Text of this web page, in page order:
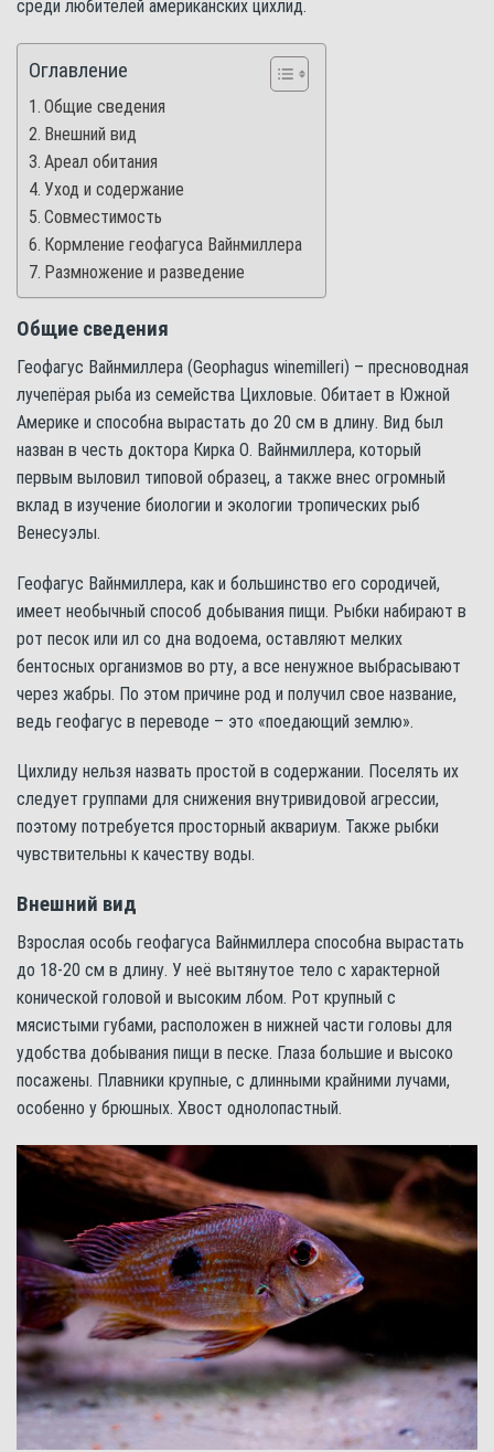
среди любителей американских цихлид.
Оглавление
Общие сведения
Внешний вид
Ареал обитания
Уход и содержание
Совместимость
Кормление геофагуса Вайнмиллера
Размножение и разведение
Общие сведения
Геофагус Вайнмиллера (Geophagus winemilleri) – пресноводная
лучепёрая рыба из семейства Цихловые. Обитает в Южной
Америке и способна вырастать до 20 см в длину. Вид был
назван в честь доктора Кирка О. Вайнмиллера, который
первым выловил типовой образец, а также внес огромный
вклад в изучение биологии и экологии тропических рыб
Венесуэлы.
Геофагус Вайнмиллера, как и большинство его сородичей,
имеет необычный способ добывания пищи. Рыбки набирают в
рот песок или ил со дна водоема, оставляют мелких
бентосных организмов во рту, а все ненужное выбрасывают
через жабры. По этом причине род и получил свое название,
ведь геофагус в переводе – это «поедающий землю».
Цихлиду нельзя назвать простой в содержании. Поселять их
следует группами для снижения внутривидовой агрессии,
поэтому потребуется просторный аквариум. Также рыбки
чувствительны к качеству воды.
Внешний вид
Взрослая особь геофагуса Вайнмиллера способна вырастать
до 18-20 см в длину. У неё вытянутое тело с характерной
конической головой и высоким лбом. Рот крупный с
мясистыми губами, расположен в нижней части головы для
удобства добывания пищи в песке. Глаза большие и высоко
посажены. Плавники крупные, с длинными крайними лучами,
особенно у брюшных. Хвост однолопастный.